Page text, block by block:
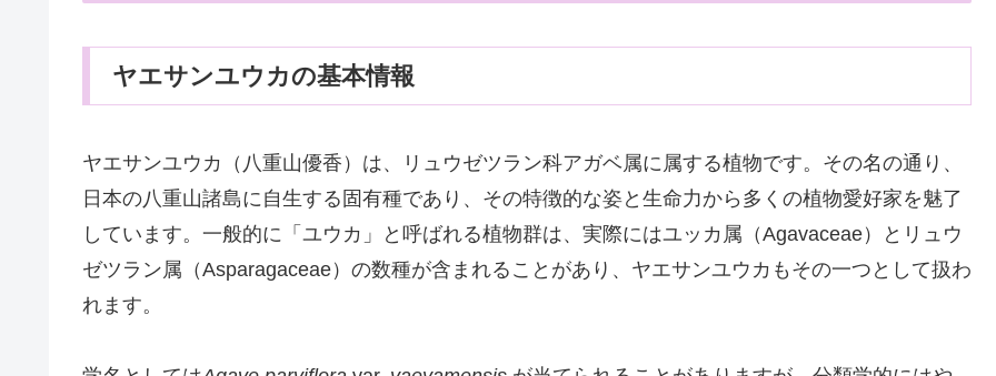
ヤエサンユウカの基本情報
ヤエサンユウカ（八重山優香）は、リュウゼツラン科アガベ属に属する植物です。その名の通り、
日本の八重山諸島に自生する固有種であり、その特徴的な姿と生命力から多くの植物愛好家を魅了
しています。一般的に「ユウカ」と呼ばれる植物群は、実際にはユッカ属（Agavaceae）とリュウ
ゼツラン属（Asparagaceae）の数種が含まれることがあり、ヤエサンユウカもその一つとして扱わ
れます。